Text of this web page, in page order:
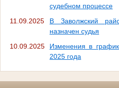
судебном процессе
11.09.2025
В Заволжский
назначен судья
10.09.2025
Изменения в
2025 года